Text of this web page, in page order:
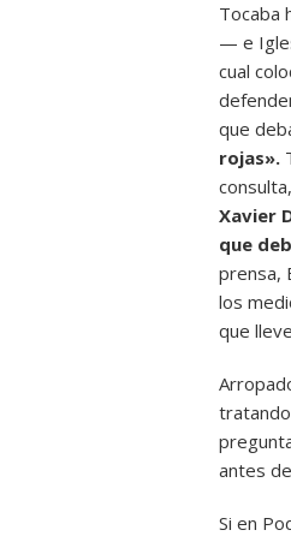
Tocaba
— e
cual
que
rojas».
Xavier
que
prensa,
los
que
antes
Si en